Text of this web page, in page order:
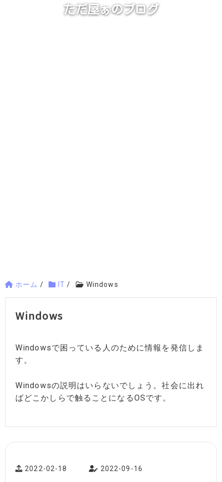
ただ屋ぁのブログ
ホーム / IT / Windows
Windows
Windowsで困っている人のために情報を発信しま
す。
Windowsの説明はいらないでしょう。社会に出れ
ばどこかしらで触ることになるOSです。
2022-02-18 2022-09-16